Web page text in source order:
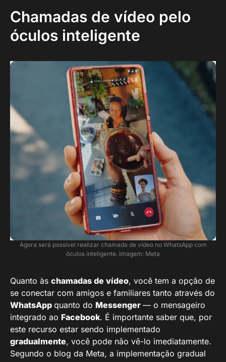
Chamadas de vídeo pelo
óculos inteligente
Agora será possível realizar chamada de vídeo no WhatsApp com
óculos inteligente. Imagem: Meta
Quanto às chamadas de vídeo, você tem a opção de
se conectar com amigos e familiares tanto através do
WhatsApp quanto do Messenger — o mensageiro
integrado ao Facebook. É importante saber que, por
este recurso estar sendo implementado
gradualmente, você pode não vê-lo imediatamente.
Segundo o blog da Meta, a implementação gradual